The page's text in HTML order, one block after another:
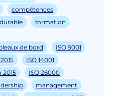
compétences
formation
de bord
ISO 9001
ISO 14001
2015
ISO 26000
management